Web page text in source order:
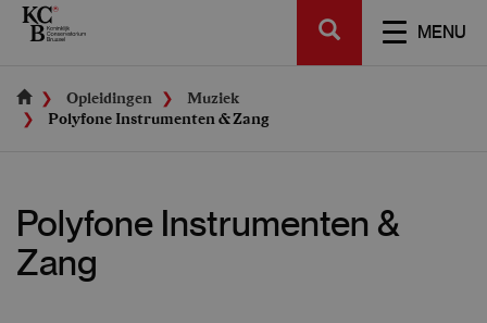
Skip
MENU
SEARCH
Opleidingen
Muziek
Polyfone Instrumenten & Zang
Polyfone Instrumenten &
Zang